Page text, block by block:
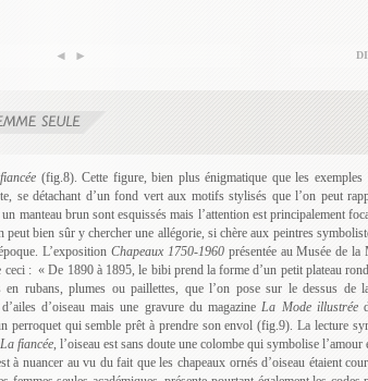
(fig.8). Cette figure, bien plus énigmatique que les exemples
se détachant d’un fond vert aux motifs stylisés que l’on peut
manteau brun sont esquissés mais l’attention est principalement
peut bien sûr y chercher une allégorie, si chère aux peintres
L’expositionChapeaux 1750-1960présentée au Musée de la
: « De 1890 à 1895, le bibi prend la forme d’un petit plateau
rubans, plumes ou paillettes, que l’on pose sur le dessus de
d’oiseau mais une gravure du magazine La Mode illustrée
perroquet qui semble prêt à prendre son envol (fig.9). La lecture
La fiancée, l’oiseau est sans doute une colombe qui symbolise l’amour
à nuancer au vu du fait que les chapeaux ornés d’oiseau étaient